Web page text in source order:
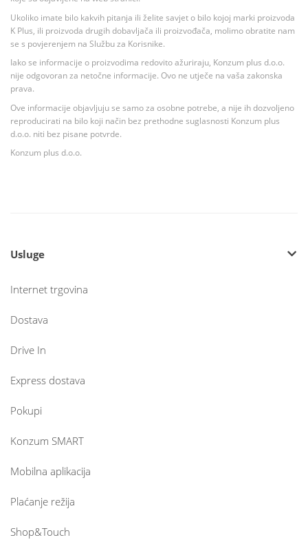
Ukoliko imate bilo kakvih pitanja ili želite savjet o bilo kojoj marki proizvoda
K Plus, ili proizvoda drugih dobavljača ili proizvođača, molimo obratite nam
se s povjerenjem na Službu za Korisnike.
Iako se informacije o proizvodima redovito ažuriraju, Konzum plus d.o.o.
nije odgovoran za netočne informacije. Ovo ne utječe na vaša zakonska
prava.
Ove informacije objavljuju se samo za osobne potrebe, a nije ih dozvoljeno
reproducirati na bilo koji način bez prethodne suglasnosti Konzum plus
d.o.o. niti bez pisane potvrde.
Konzum plus d.o.o.
Usluge
Internet trgovina
Dostava
Drive In
Express dostava
Pokupi
Konzum SMART
Mobilna aplikacija
Plaćanje režija
Shop&Touch